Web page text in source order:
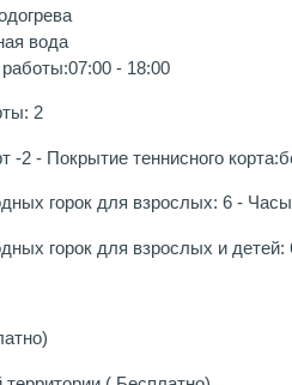
вода
- 18:00
2
-2 - Покрытие теннисного
горок для взрослых: 6 -
горок для взрослых и